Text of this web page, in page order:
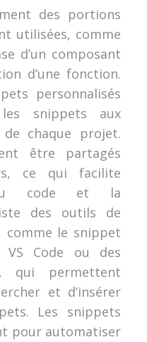
des portions
utilisées, comme
d’un composant
d’une fonction.
personnalisés
snippets aux
de chaque projet.
être partagés
ce qui facilite
du code et la
des outils de
comme le snippet
VS Code ou des
qui permettent
et d’insérer
Les snippets
pour automatiser